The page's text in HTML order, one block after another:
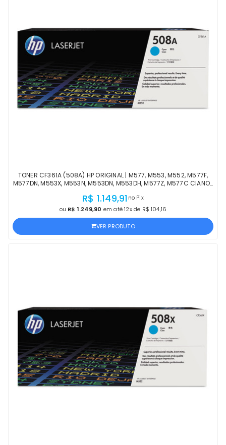
TONER CF361A (508A) HP ORIGINAL | M577, M553, M552, M577F,
M577DN, M553X, M553N, M553DN, M553DH, M577Z, M577C CIANO |
R$ 1.149,91 no Pix
ou R$ 1.249,90 em até 12x de R$ 104,16
VER PRODUTO